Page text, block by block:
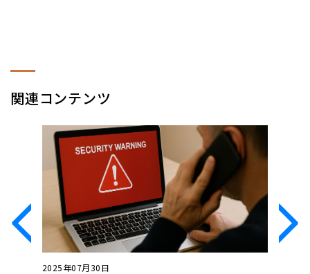
関連コンテンツ
2025年07月30日